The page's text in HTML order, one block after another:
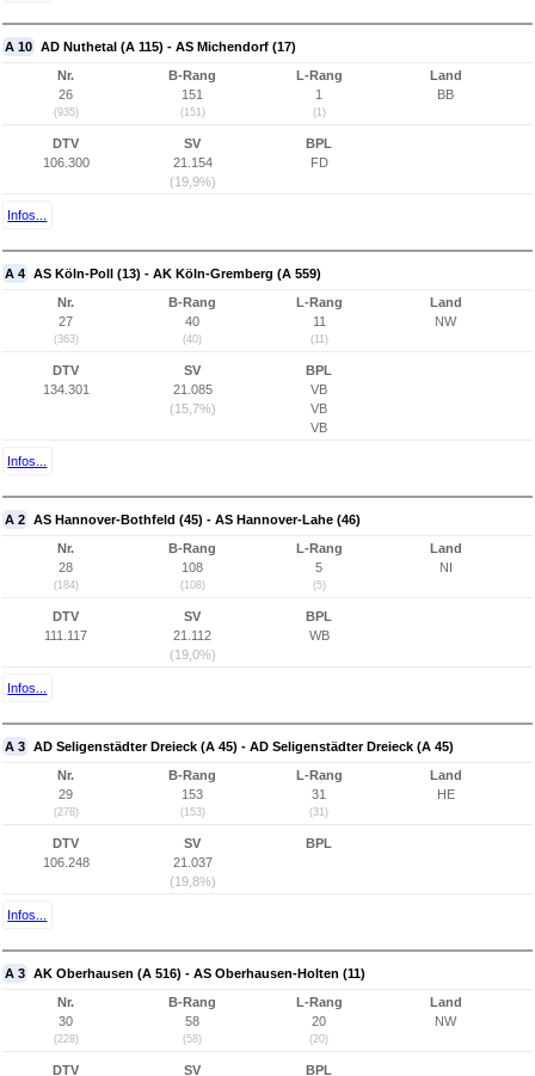
A 10 AD Nuthetal (A 115) - AS Michendorf (17)
Nr.
26
(935)
B-Rang
151
(151)
L-Rang
1
(1)
Land
BB
DTV
106.300
SV
21.154
(19,9%)
BPL
FD
Infos...
A 4 AS Köln-Poll (13) - AK Köln-Gremberg (A 559)
Nr.
27
(363)
B-Rang
40
(40)
L-Rang
11
(11)
Land
NW
DTV
134.301
SV
21.085
(15,7%)
BPL
VB
VB
VB
Infos...
A 2 AS Hannover-Bothfeld (45) - AS Hannover-Lahe (46)
Nr.
28
(184)
B-Rang
108
(108)
L-Rang
5
(5)
Land
NI
DTV
111.117
SV
21.112
(19,0%)
BPL
WB
Infos...
A 3 AD Seligenstädter Dreieck (A 45) - AD Seligenstädter Dreieck (A 45)
Nr.
29
(278)
B-Rang
153
(153)
L-Rang
31
(31)
Land
HE
DTV
106.248
SV
21.037
(19,8%)
BPL
Infos...
A 3 AK Oberhausen (A 516) - AS Oberhausen-Holten (11)
Nr.
30
(228)
B-Rang
58
(58)
L-Rang
20
(20)
Land
NW
DTV SV BPL